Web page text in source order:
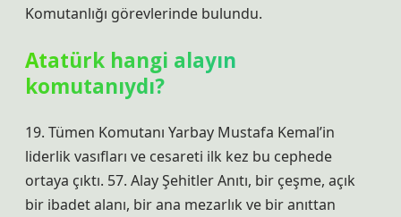
Komutanlığı görevlerinde bulundu.
Atatürk hangi alayın
komutanıydı?
19. Tümen Komutanı Yarbay Mustafa Kemal’in
liderlik vasıfları ve cesareti ilk kez bu cephede
ortaya çıktı. 57. Alay Şehitler Anıtı, bir çeşme, açık
bir ibadet alanı, bir ana mezarlık ve bir anıttan